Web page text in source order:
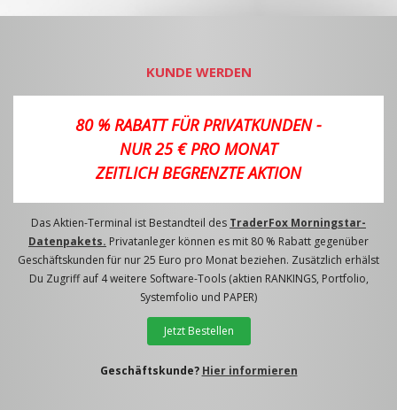
KUNDE WERDEN
80 % RABATT FÜR PRIVATKUNDEN -
NUR 25 € PRO MONAT
ZEITLICH BEGRENZTE AKTION
Das Aktien-Terminal ist Bestandteil des TraderFox Morningstar-
Datenpakets. Privatanleger können es mit 80 % Rabatt gegenüber
Geschäftskunden für nur 25 Euro pro Monat beziehen. Zusätzlich erhälst
Du Zugriff auf 4 weitere Software-Tools (aktien RANKINGS, Portfolio,
Systemfolio und PAPER)
Jetzt Bestellen
Geschäftskunde? Hier informieren